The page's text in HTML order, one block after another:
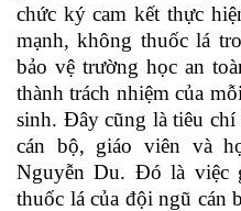
chức ký cam kết thực
mạnh, không thuốc lá
bảo vệ trường học an
thành trách nhiệm của
sinh. Đây cũng là tiêu chí
cán bộ, giáo viên và
Nguyễn Du. Đó là việc
thuốc lá của đội ngũ cán